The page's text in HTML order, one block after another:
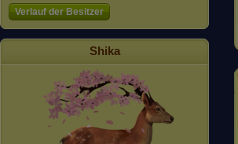
Verlauf der Besitzer
Shika